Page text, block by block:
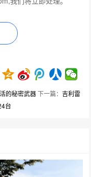
的秘密武器下一篇：吉利雷
台